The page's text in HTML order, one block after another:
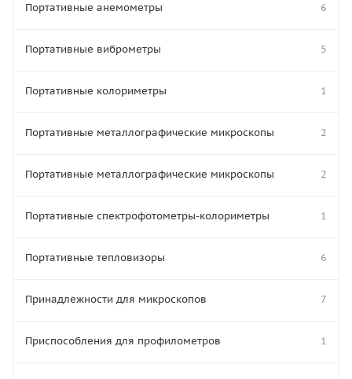
Портативные анемометры 6
Портативные виброметры 5
Портативные колориметры 1
Портативные металлографические микроскопы 2
Портативные металлографические микроскопы 2
Портативные спектрофотометры-колориметры 1
Портативные тепловизоры 6
Принадлежности для микроскопов 7
Приспособления для профилометров 1